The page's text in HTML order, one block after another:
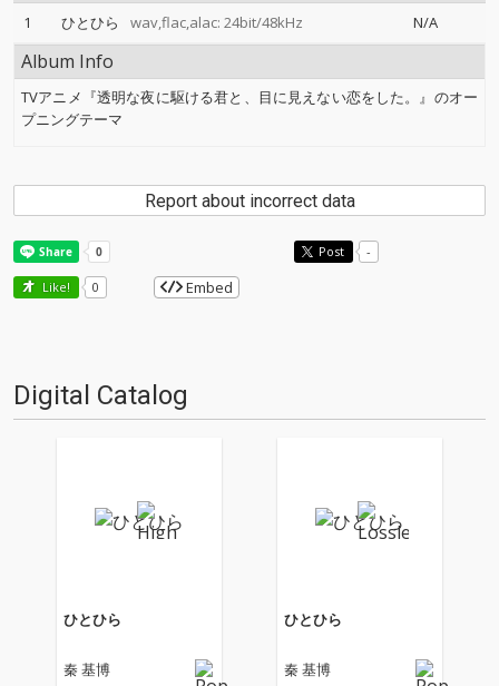
1 ひとひら wav,flac,alac: 24bit/48kHz N/A
Album Info
TVアニメ『透明な夜に駆ける君と、⽬に⾒えない恋をした。』のオー
プニングテーマ
Report about incorrect data
Post -
Like! 0 Embed
Digital Catalog
ひとひら
秦 基博
ひとひら
秦 基博